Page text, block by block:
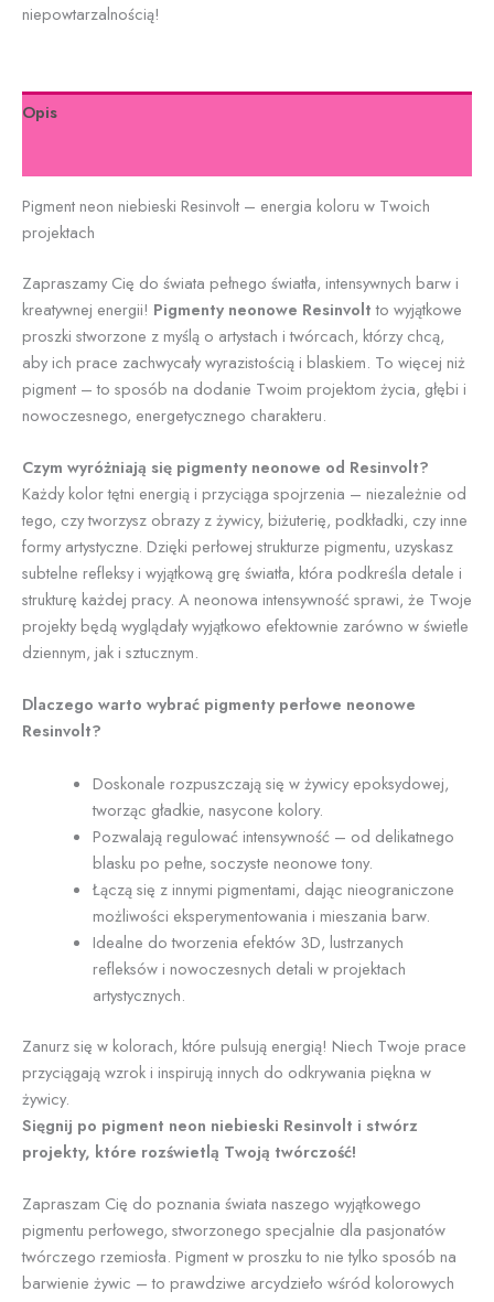
niepowtarzalnością!
Opis
Pigment neon niebieski Resinvolt – energia koloru w Twoich
projektach
Zapraszamy Cię do świata pełnego światła, intensywnych barw i
kreatywnej energii! Pigmenty neonowe Resinvoltto wyjątkowe
proszki stworzone z myślą o artystach i twórcach, którzy chcą,
aby ich prace zachwycały wyrazistością i blaskiem. To więcej niż
pigment – to sposób na dodanie Twoim projektom życia, głębi i
nowoczesnego, energetycznego charakteru.
Czym wyróżniają się pigmenty neonowe od Resinvolt?
Każdy kolor tętni energią i przyciąga spojrzenia – niezależnie od
tego, czy tworzysz obrazy z żywicy, biżuterię, podkładki, czy inne
formy artystyczne. Dzięki perłowej strukturze pigmentu, uzyskasz
subtelne refleksy i wyjątkową grę światła, która podkreśla detale i
strukturę każdej pracy. A neonowa intensywność sprawi, że Twoje
projekty będą wyglądały wyjątkowo efektownie zarówno w świetle
dziennym, jak i sztucznym.
Dlaczego warto wybrać pigmenty perłowe neonowe
Resinvolt?
Doskonale rozpuszczają się w żywicy epoksydowej,
tworząc gładkie, nasycone kolory.
Pozwalają regulować intensywność – od delikatnego
blasku po pełne, soczyste neonowe tony.
Łączą się z innymi pigmentami, dając nieograniczone
możliwości eksperymentowania i mieszania barw.
Idealne do tworzenia efektów 3D, lustrzanych
refleksów i nowoczesnych detali w projektach
artystycznych.
Zanurz się w kolorach, które pulsują energią! Niech Twoje prace
przyciągają wzrok i inspirują innych do odkrywania piękna w
żywicy.
Sięgnij po pigment neon niebieski Resinvolt i stwórz
projekty, które rozświetlą Twoją twórczość!
Zapraszam Cię do poznania świata naszego wyjątkowego
pigmentu perłowego, stworzonego specjalnie dla pasjonatów
twórczego rzemiosła. Pigment w proszku to nie tylko sposób na
barwienie żywic – to prawdziwe arcydzieło wśród kolorowych